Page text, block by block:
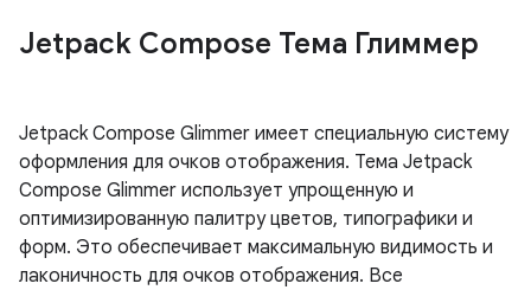
Jetpack Compose Тема Глиммер
Jetpack Compose Glimmer имеет специальную систему
оформления для очков отображения. Тема Jetpack
Compose Glimmer использует упрощенную и
оптимизированную палитру цветов, типографики и
форм. Это обеспечивает максимальную видимость и
лаконичность для очков отображения. Все